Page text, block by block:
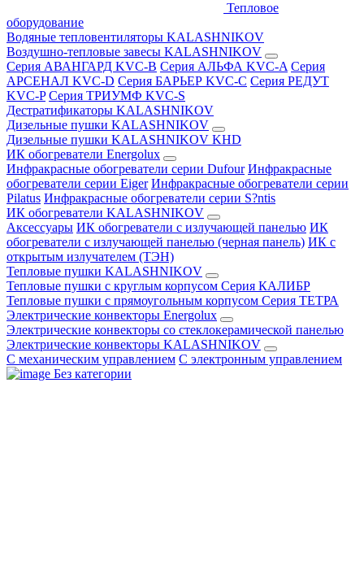
Тепловое
оборудование
Водяные тепловентиляторы KALASHNIKOV
Воздушно-тепловые завесы KALASHNIKOV
Серия АВАНГАРД KVC-B Серия АЛЬФА KVC-A Серия
АРСЕНАЛ KVC-D Серия БАРЬЕР KVC-C Серия РЕДУТ
KVC-P Серия ТРИУМФ KVC-S
Дестратификаторы KALASHNIKOV
Дизельные пушки KALASHNIKOV
Дизельные пушки KALASHNIKOV KHD
ИК обогреватели Energolux
Инфракрасные обогреватели серии Dufour Инфракрасные
обогреватели серии Eiger Инфракрасные обогреватели серии
Pilatus Инфракрасные обогреватели серии S?ntis
ИК обогреватели KALASHNIKOV
Аксессуары ИК обогреватели с излучающей панелью ИК
обогреватели с излучающей панелью (черная панель) ИК с
открытым излучателем (ТЭН)
Тепловые пушки KALASHNIKOV
Тепловые пушки с круглым корпусом Серия КАЛИБР
Тепловые пушки с прямоугольным корпусом Серия ТЕТРА
Электрические конвекторы Energolux
Электрические конвекторы со стеклокерамической панелью
Электрические конвекторы KALASHNIKOV
С механическим управлением С электронным управлением
Без категории